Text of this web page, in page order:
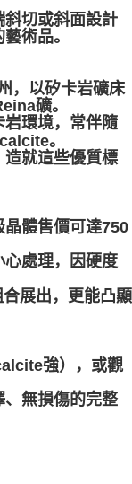
切或斜面設計
術品。
，以矽卡岩礦床
礦。
岩環境，常伴隨
。
造就這些優質標
體售價可達750
心處理，因硬度
展出，更能凸顯
強），或觀
無損傷的完整